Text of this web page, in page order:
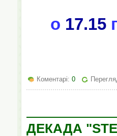
о 17.15
Коментарі: 0
ДЕКАДА